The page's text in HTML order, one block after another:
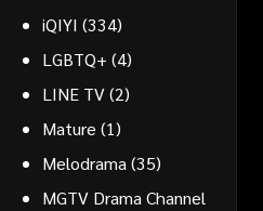
iQIYI (334)
LGBTQ+ (4)
LINE TV(2)
Mature (1)
Melodrama (35)
MGTV Drama Channel